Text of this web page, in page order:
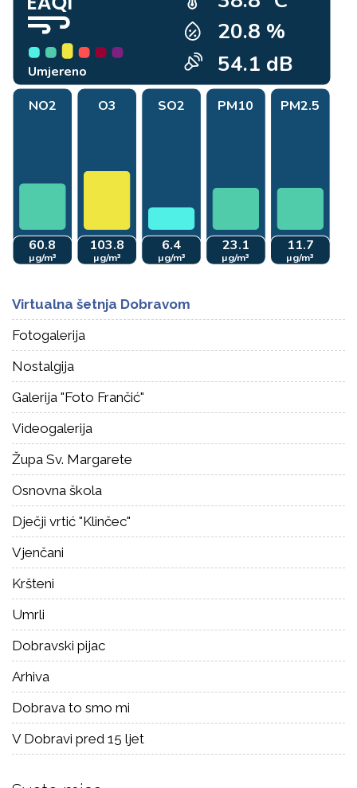
Virtualna šetnja Dobravom
Fotogalerija
Nostalgija
Galerija "Foto Frančić"
Videogalerija
Župa Sv. Margarete
Osnovna škola
Dječji vrtić "Klinčec"
Vjenčani
Kršteni
Umrli
Dobravski pijac
Arhiva
Dobrava to smo mi
V Dobravi pred 15 ljet